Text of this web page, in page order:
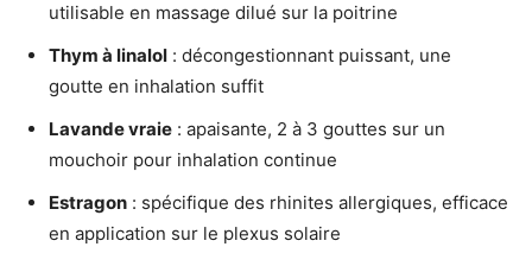
utilisable en massage dilué sur la poitrine
Thym à linalol : décongestionnant puissant, une
goutte en inhalation suffit
Lavande vraie : apaisante, 2 à 3 gouttes sur un
mouchoir pour inhalation continue
Estragon : spécifique des rhinites allergiques, efficace
en application sur le plexus solaire